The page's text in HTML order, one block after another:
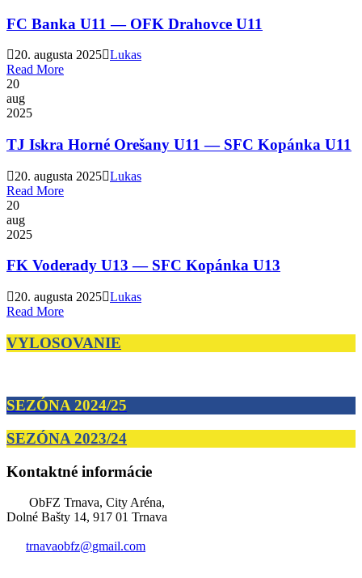
FC Banka U11 — OFK Drahovce U11
20. augusta 2025 Lukas
Read More
20
aug
2025
TJ Iskra Horné Orešany U11 — SFC Kopánka U11
20. augusta 2025 Lukas
Read More
20
aug
2025
FK Voderady U13 — SFC Kopánka U13
20. augusta 2025 Lukas
Read More
VYLOSOVANIE
SEZÓNA 2024/25
SEZÓNA 2023/24
Kontaktné informácie
ObFZ Trnava, City Aréna,
Dolné Bašty 14, 917 01 Trnava
trnavaobfz@gmail.com